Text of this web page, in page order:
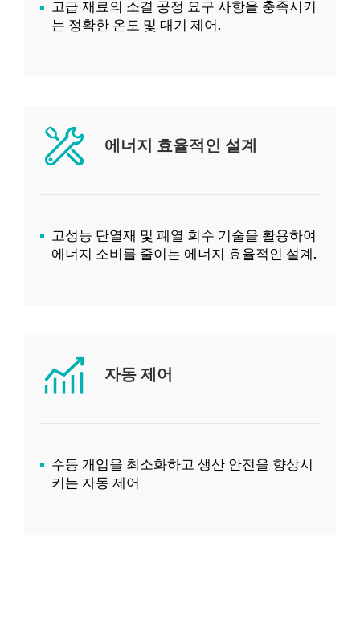
고급 재료의 소결 공정 요구 사항을 충족시키
는 정확한 온도 및 대기 제어.
에너지 효율적인 설계
고성능 단열재 및 폐열 회수 기술을 활용하여
에너지 소비를 줄이는 에너지 효율적인 설계.
자동 제어
수동 개입을 최소화하고 생산 안전을 향상시
키는 자동 제어